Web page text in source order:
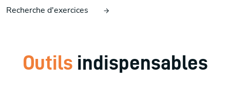
Recherche d'exercices
Outils indispensables